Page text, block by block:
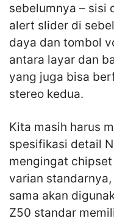
sebelumnya – sisi
alert slider di
daya dan tombol
antara layar dan
yang juga bisa
stereo kedua.
Kita masih harus
spesifikasi detail
mengingat chipset
varian
sama akan
Z50 standar